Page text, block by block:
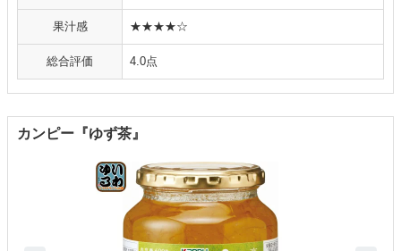
果汁感 ★★★★☆
総合評価 4.0点
カンピー『ゆず茶』